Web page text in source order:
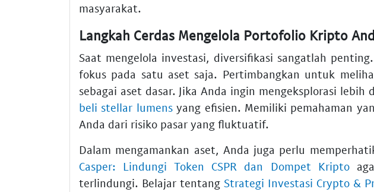
masyarakat.
Langkah Cerdas Mengelola Portofolio Kripto
Saat mengelola investasi, diversifikasi sangatlah
fokus pada satu aset saja. Pertimbangkan untuk
sebagai aset dasar. Jika Anda ingin mengeksplorasi lebih
beli stellar lumensyang efisien. Memiliki pemahaman
Anda dari risiko pasar yang fluktuatif.
Dalam mengamankan aset, Anda juga perlu
Casper: Lindungi Token CSPR dan Dompet Kripto
terlindungi. Belajar tentang Strategi Investasi Crypto &